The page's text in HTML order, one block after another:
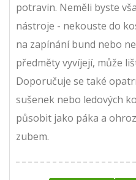
potravin. Neměli byste
nástroje - nekouste do
na zapínání bund nebo
předměty vyvíjejí, může
Doporučuje se také
sušenek nebo ledových
působit jako páka a
zubem.